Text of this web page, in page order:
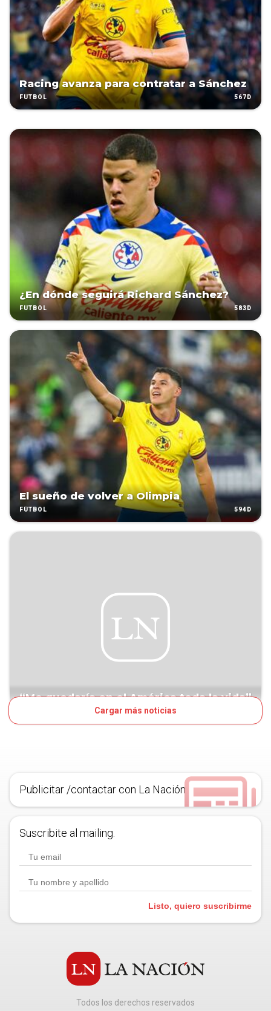
Racing avanza para contratar a Sánchez
FÚTBOL 567D
¿En dónde seguirá Richard Sánchez?
FÚTBOL 583D
El sueño de volver a Olimpia
FÚTBOL 594D
“Me quedaría en el América toda la vida”
Cargar más noticias
Publicitar /contactar con La Nación
Suscribite al mailing.
Listo, quiero suscribirme
Todos los derechos reservados